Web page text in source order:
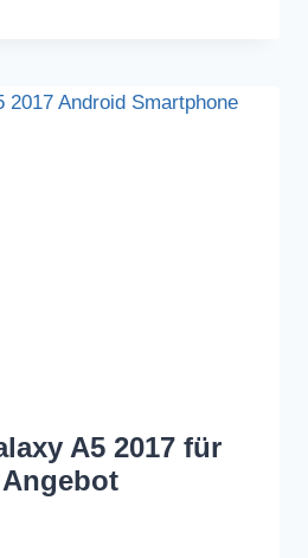
A5 2017 für